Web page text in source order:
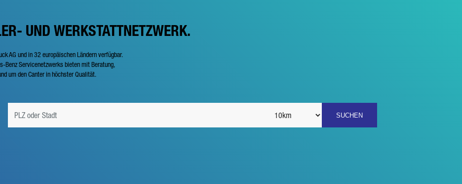
UND WERKSTATTNETZWERK.
AG und in 32 europäischen Ländern verfügbar.
Benz Servicenetzwerks bieten mit Beratung,
um den Canter in höchster Qualität.